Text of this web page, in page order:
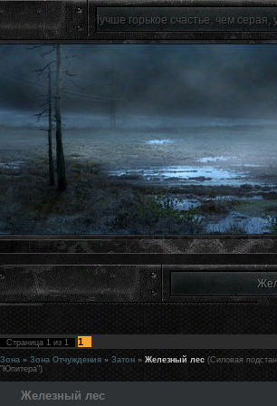
Лучше горькое счастье, чем серая, унылая
Страница 1 из 1 1
Зона » Зона Отчуждения » Затон » Железный лес (Силовая
"Юпитера")
Железный лес